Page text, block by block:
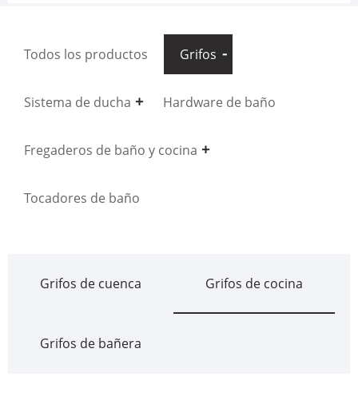
Todos los productos Grifos
Sistema de ducha Hardware de baño
Fregaderos de baño y cocina
Tocadores de baño
Grifos de cuenca Grifos de cocina
Grifos de bañera